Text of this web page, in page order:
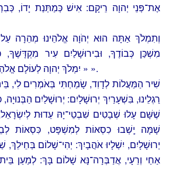
אֶת־פְּנֵי יְהוָה רֵיקָם: אִישׁ כְּמַתְּנַת יָדוֹ,
וְתִמְלֹךְ אַתָּה הוּא יְהֹוָה אֱלֹהֵינוּ מְהֵרָה עַל
מִשְׁכַּן כְּבוֹדֶךָ, וּבִירוּשָׁלַיִם עִיר
« יִמְלֹךְ יְהוָה לְעוֹלָם אֱלֹהַיִךְ צִיּוֹן לְדֹר וָדֹר הַלְלוּיָהּ ».
שִׁיר הַמַּעֲלוֹת לְדָוִד, שָׂמַחְתִּי בְּאֹמְרִים לִי,
רַגְלֵינוּ, בִּשְׁעָרַיִךְ יְרוּשָׁלָיִם: יְרוּשָׁלַיִם
שֶׁשָּׁם עָלוּ שְׁבָטִים שִׁבְטֵי־יָהּ עֵדוּת
שָׁמָּה יָֽשְׁבוּ כִסְאוֹת לְמִשְׁפָּט, כִּסְאוֹת
יְרוּשָׁלָיִם, יִשְׁלָיוּ אֹהֲבָיִךְ: יְהִי־שָׁלוֹם בְּחֵילֵךְ,
אַחַי וְרֵעָי, אֲדַבְּרָה־נָּא שָׁלוֹם בָּךְ: לְמַעַן